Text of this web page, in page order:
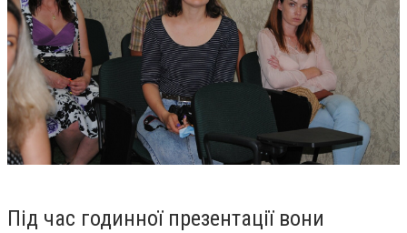
Під час годинної презентації вони